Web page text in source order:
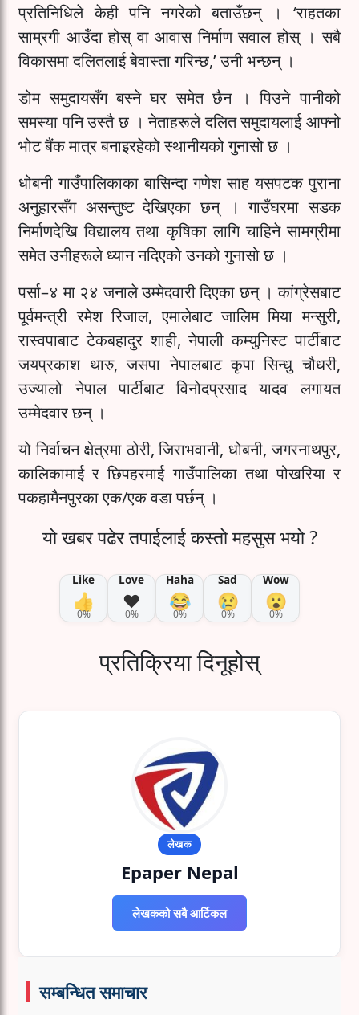
प्रतिनिधिले केही पनि नगरेको बताउँछन् । ‘राहतका
साम्रगी आउँदा होस् वा आवास निर्माण सवाल होस् । सबै
विकासमा दलितलाई बेवास्ता गरिन्छ,’ उनी भन्छन् ।
डोम समुदायसँग बस्ने घर समेत छैन । पिउने पानीको
समस्या पनि उस्तै छ । नेताहरूले दलित समुदायलाई आफ्नो
भोट बैंक मात्र बनाइरहेको स्थानीयको गुनासो छ ।
धोबनी गाउँपालिकाका बासिन्दा गणेश साह यसपटक पुराना
अनुहारसँग असन्तुष्ट देखिएका छन् । गाउँघरमा सडक
निर्माणदेखि विद्यालय तथा कृषिका लागि चाहिने सामग्रीमा
समेत उनीहरूले ध्यान नदिएको उनको गुनासो छ ।
पर्सा–४ मा २४ जनाले उम्मेदवारी दिएका छन् । कांग्रेसबाट
पूर्वमन्त्री रमेश रिजाल, एमालेबाट जालिम मिया मन्सुरी,
रास्वपाबाट टेकबहादुर शाही, नेपाली कम्युनिस्ट पार्टीबाट
जयप्रकाश थारु, जसपा नेपालबाट कृपा सिन्धु चौधरी,
उज्यालो नेपाल पार्टीबाट विनोदप्रसाद यादव लगायत
उम्मेदवार छन् ।
यो निर्वाचन क्षेत्रमा ठोरी, जिराभवानी, धोबनी, जगरनाथपुर,
कालिकामाई र छिपहरमाई गाउँपालिका तथा पोखरिया र
पकहामैनपुरका एक/एक वडा पर्छन् ।
यो खबर पढेर तपाईलाई कस्तो महसुस भयो ?
Like
👍
0%
Love
❤️
0%
Haha
😂
0%
Sad
😢
0%
Wow
😮
0%
प्रतिक्रिया दिनूहोस्
लेखक
Epaper Nepal
लेखकको सबै आर्टिकल
सम्बन्धित समाचार